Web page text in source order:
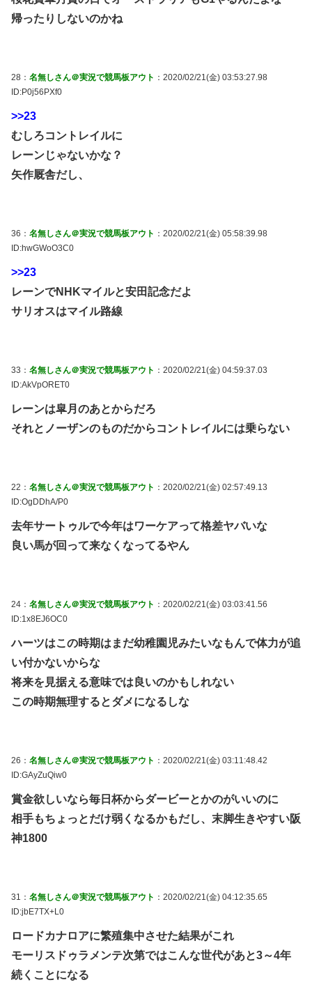
帰ったりしないのかね
28： 名無しさん＠実況で競馬板アウト ：2020/02/21(金) 03:53:27.98
ID:P0j56PXf0
>>23
むしろコントレイルに
レーンじゃないかな？
矢作厩舎だし、
36： 名無しさん＠実況で競馬板アウト ：2020/02/21(金) 05:58:39.98
ID:hwGWoO3C0
>>23
レーンでNHKマイルと安田記念だよ
サリオスはマイル路線
33： 名無しさん＠実況で競馬板アウト ：2020/02/21(金) 04:59:37.03
ID:AkVpORET0
レーンは皐月のあとからだろ
それとノーザンのものだからコントレイルには乗らない
22： 名無しさん＠実況で競馬板アウト ：2020/02/21(金) 02:57:49.13
ID:OgDDhA/P0
去年サートゥルで今年はワーケアって格差ヤバいな
良い馬が回って来なくなってるやん
24： 名無しさん＠実況で競馬板アウト ：2020/02/21(金) 03:03:41.56
ID:1x8EJ6OC0
ハーツはこの時期はまだ幼稚園児みたいなもんで体力が追
い付かないからな
将来を見据える意味では良いのかもしれない
この時期無理するとダメになるしな
26： 名無しさん＠実況で競馬板アウト ：2020/02/21(金) 03:11:48.42
ID:GAyZuQiw0
賞金欲しいなら毎日杯からダービーとかのがいいのに
相手もちょっとだけ弱くなるかもだし、末脚生きやすい阪
神1800
31： 名無しさん＠実況で競馬板アウト ：2020/02/21(金) 04:12:35.65
ID:jbE7TX+L0
ロードカナロアに繁殖集中させた結果がこれ
モーリスドゥラメンテ次第ではこんな世代があと3～4年
続くことになる